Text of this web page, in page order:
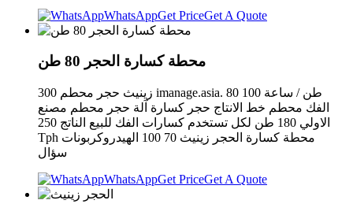
WhatsAppGet PriceGet A Quote
محطة كسارة الحجر 80 طن
زينيث حجر محطم 300 imanage.asia. 80 100 طن / ساعة
الفك محطم خط الانتاج حجر كسارة آلة حجر محطم مصنع
الاولي 180 طن لكل تستخدم كسارات الفك للبيع الناتج 250
Tph محطة كسارة الحجر زينيث 70 100 الهيدروكربونات
سؤال
WhatsAppGet PriceGet A Quote